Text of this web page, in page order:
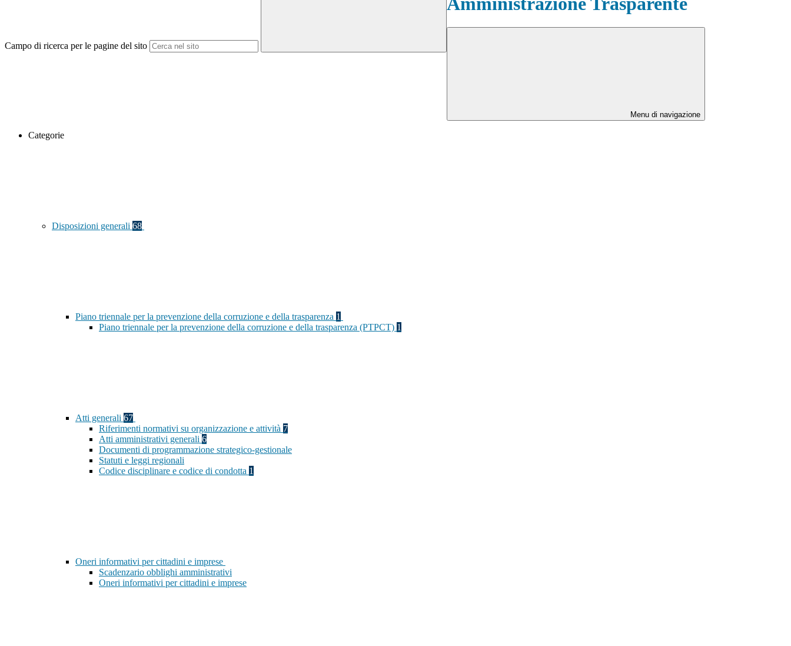
Campo di ricerca per le pagine del sito
Menu di navigazione
Categorie
Disposizioni generali 68
Piano triennale per la prevenzione della corruzione e della trasparenza 1
Piano triennale per la prevenzione della corruzione e della trasparenza (PTPCT) 1
Atti generali 67
Riferimenti normativi su organizzazione e attività 7
Atti amministrativi generali 6
Documenti di programmazione strategico-gestionale
Statuti e leggi regionali
Codice disciplinare e codice di condotta 1
Oneri informativi per cittadini e imprese
Scadenzario obblighi amministrativi
Oneri informativi per cittadini e imprese